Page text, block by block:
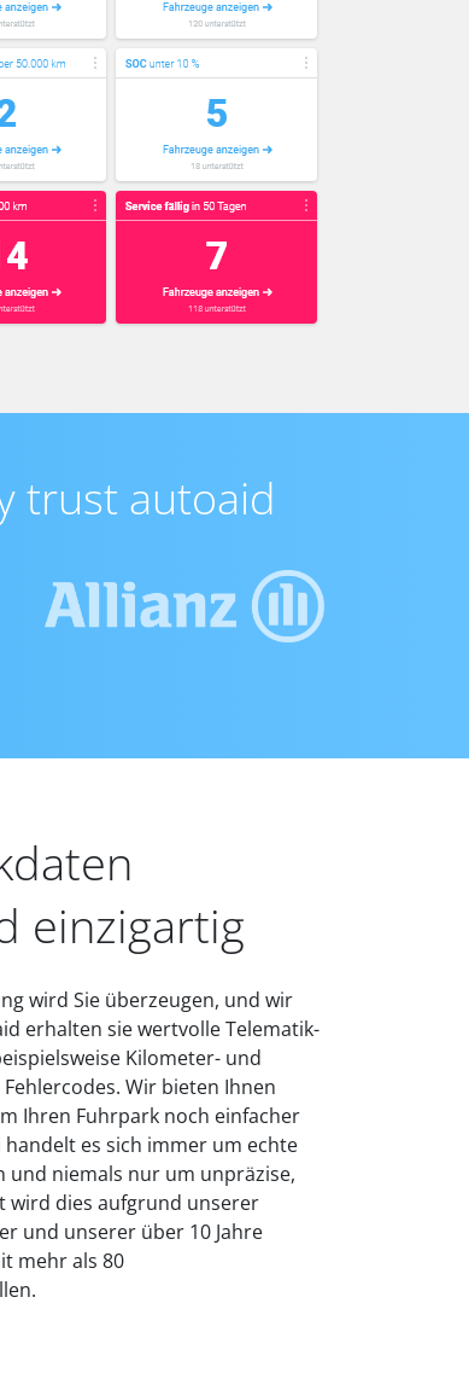
trust autoaid
einzigartig
wird Sie überzeugen, und wir
erhalten sie wertvolle Telematik-
Kilometer- und
Wir bieten Ihnen
Ihren Fuhrpark noch einfacher
es sich immer um echte
und niemals nur um unpräzise,
wird dies aufgrund unserer
und unserer über 10 Jahre
mehr als 80